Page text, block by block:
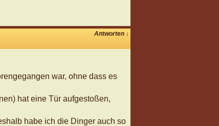
Antworten ↓
war, ohne dass es
hat eine Tür aufgestoßen,
habe ich die Dinger auch so